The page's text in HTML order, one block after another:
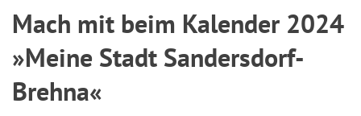
Mach mit beim Kalender 2024
»Meine Stadt Sandersdorf-
Brehna«